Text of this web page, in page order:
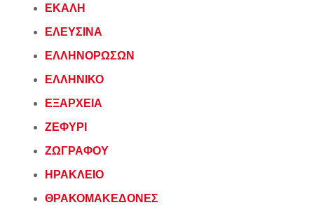
ΕΚΑΛΗ
ΕΛΕΥΣΙΝΑ
ΕΛΛΗΝΟΡΩΣΩΝ
ΕΛΛΗΝΙΚΟ
ΕΞΑΡΧΕΙΑ
ΖΕΦΥΡΙ
ΖΩΓΡΑΦΟΥ
ΗΡΑΚΛΕΙΟ
ΘΡΑΚΟΜΑΚΕΔΟΝΕΣ